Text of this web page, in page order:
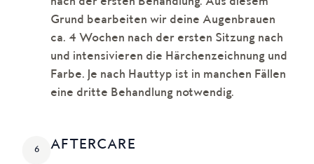
nach der ersten Behandlung. Aus diesem
Grund bearbeiten wir deine Augenbrauen
ca. 4 Wochen nach der ersten Sitzung nach
und intensivieren die Härchenzeichnung und
Farbe. Je nach Hauttyp ist in manchen Fällen
eine dritte Behandlung notwendig.
6 AFTERCARE